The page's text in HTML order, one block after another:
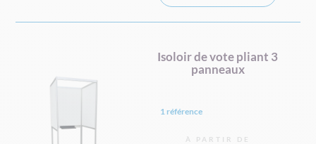
Isoloir de vote pliant 3
panneaux
1 référence
À PARTIR DE